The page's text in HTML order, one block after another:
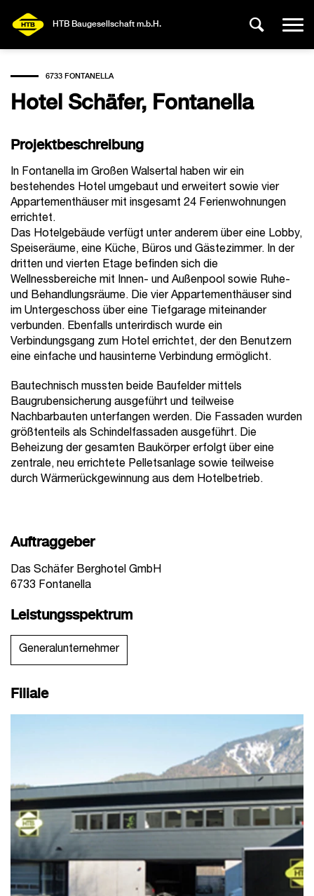
HTB Baugesellschaft m.b.H.
6733 FONTANELLA
Hotel Schäfer, Fontanella
Projektbeschreibung
In Fontanella im Großen Walsertal haben wir ein
bestehendes Hotel umgebaut und erweitert sowie vier
Appartementhäuser mit insgesamt 24 Ferienwohnungen
errichtet.
Das Hotelgebäude verfügt unter anderem über eine Lobby,
Speiseräume, eine Küche, Büros und Gästezimmer. In der
dritten und vierten Etage befinden sich die
Wellnessbereiche mit Innen- und Außenpool sowie Ruhe-
und Behandlungsräume. Die vier Appartementhäuser sind
im Untergeschoss über eine Tiefgarage miteinander
verbunden. Ebenfalls unterirdisch wurde ein
Verbindungsgang zum Hotel errichtet, der den Benutzern
eine einfache und hausinterne Verbindung ermöglicht.
Bautechnisch mussten beide Baufelder mittels
Baugrubensicherung ausgeführt und teilweise
Nachbarbauten unterfangen werden. Die Fassaden wurden
größtenteils als Schindelfassaden ausgeführt. Die
Beheizung der gesamten Baukörper erfolgt über eine
zentrale, neu errichtete Pelletsanlage sowie teilweise
durch Wärmerückgewinnung aus dem Hotelbetrieb.
Auftraggeber
Das Schäfer Berghotel GmbH
6733 Fontanella
Leistungsspektrum
Generalunternehmer
Filiale